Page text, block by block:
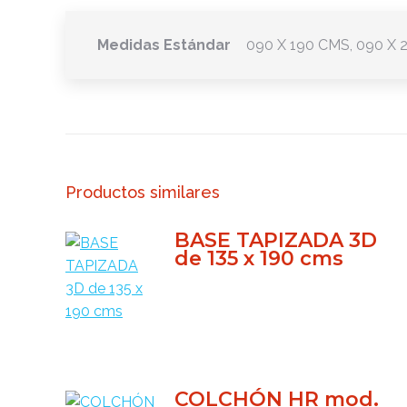
Medidas Estándar 090 X 190 CMS, 090 X
Productos similares
BASE TAPIZADA 3D
de 135 x 190 cms
COLCHÓN HR mod.